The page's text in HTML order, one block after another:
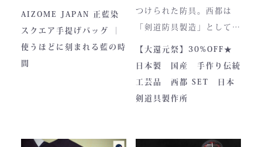
は、全日本武道具が誇
さらに、熊本の熟練職人に
提げバッグです。
ハンドルの高さ：22cm
AIZOME JAPAN 正藍染
スクエア手提げバッグ ｜
使うほどに刻まれる藍の時
間
つけられた防具。西都は
「剣道防具製造」として町
のPRやふるさと納税のた
めに作られました。しかし
全国の販売店様の強い意向
で卸販売を開始すると瞬く
トが町のPRとふるさと納
【大還元祭】30%OFF★
日本製 国産 手作り伝統
工芸品 西都 SET 日本
剣道具製作所